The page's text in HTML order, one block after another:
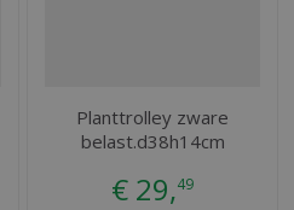
Planttrolley zware
belast.d38h14cm
€ 29,49